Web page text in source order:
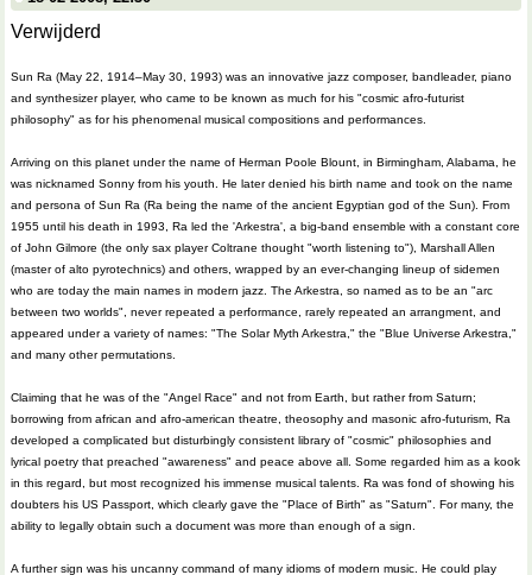
Verwijderd
Sun Ra (May 22, 1914–May 30, 1993) was an innovative jazz composer, bandleader, piano
and synthesizer player, who came to be known as much for his "cosmic afro-futurist
philosophy" as for his phenomenal musical compositions and performances.
Arriving on this planet under the name of Herman Poole Blount, in Birmingham, Alabama, he
was nicknamed Sonny from his youth. He later denied his birth name and took on the name
and persona of Sun Ra (Ra being the name of the ancient Egyptian god of the Sun). From
1955 until his death in 1993, Ra led the 'Arkestra', a big-band ensemble with a constant core
of John Gilmore (the only sax player Coltrane thought "worth listening to"), Marshall Allen
(master of alto pyrotechnics) and others, wrapped by an ever-changing lineup of sidemen
who are today the main names in modern jazz. The Arkestra, so named as to be an "arc
between two worlds", never repeated a performance, rarely repeated an arrangment, and
appeared under a variety of names: "The Solar Myth Arkestra," the "Blue Universe Arkestra,"
and many other permutations.
Claiming that he was of the "Angel Race" and not from Earth, but rather from Saturn;
borrowing from african and afro-american theatre, theosophy and masonic afro-futurism, Ra
developed a complicated but disturbingly consistent library of "cosmic" philosophies and
lyrical poetry that preached "awareness" and peace above all. Some regarded him as a kook
in this regard, but most recognized his immense musical talents. Ra was fond of showing his
doubters his US Passport, which clearly gave the "Place of Birth" as "Saturn". For many, the
ability to legally obtain such a document was more than enough of a sign.
A further sign was his uncanny command of many idioms of modern music. He could play